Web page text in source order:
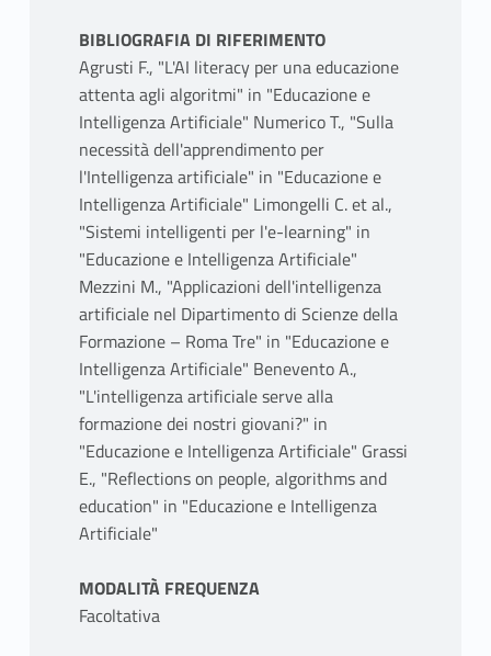
BIBLIOGRAFIA DI RIFERIMENTO
Agrusti F., "L'AI literacy per una educazione
attenta agli algoritmi" in "Educazione e
Intelligenza Artificiale" Numerico T., "Sulla
necessità dell'apprendimento per
l'Intelligenza artificiale" in "Educazione e
Intelligenza Artificiale" Limongelli C. et al.,
"Sistemi intelligenti per l'e-learning" in
"Educazione e Intelligenza Artificiale"
Mezzini M., "Applicazioni dell'intelligenza
artificiale nel Dipartimento di Scienze della
Formazione – Roma Tre" in "Educazione e
Intelligenza Artificiale" Benevento A.,
"L'intelligenza artificiale serve alla
formazione dei nostri giovani?" in
"Educazione e Intelligenza Artificiale" Grassi
E., "Reflections on people, algorithms and
education" in "Educazione e Intelligenza
Artificiale"
MODALITÀ FREQUENZA
Facoltativa